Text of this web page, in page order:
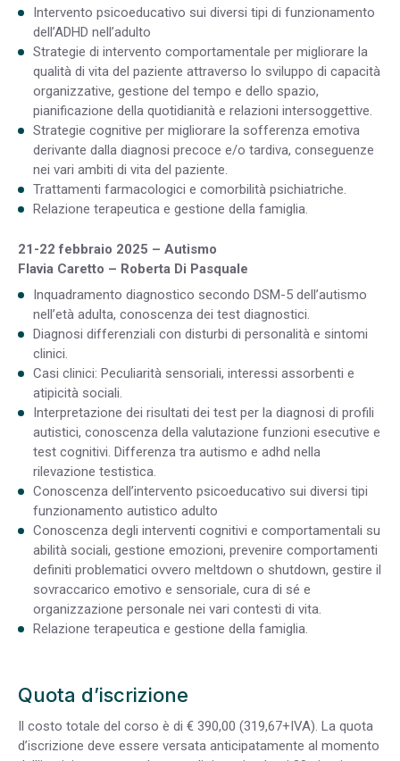
Intervento psicoeducativo sui diversi tipi di funzionamento
dell’ADHD nell’adulto
Strategie di intervento comportamentale per migliorare la
qualità di vita del paziente attraverso lo sviluppo di capacità
organizzative, gestione del tempo e dello spazio,
pianificazione della quotidianità e relazioni intersoggettive.
Strategie cognitive per migliorare la sofferenza emotiva
derivante dalla diagnosi precoce e/o tardiva, conseguenze
nei vari ambiti di vita del paziente.
Trattamenti farmacologici e comorbilità psichiatriche.
Relazione terapeutica e gestione della famiglia.
21-22 febbraio 2025 – Autismo
Flavia Caretto – Roberta Di Pasquale
Inquadramento diagnostico secondo DSM-5 dell’autismo
nell’età adulta, conoscenza dei test diagnostici.
Diagnosi differenziali con disturbi di personalità e sintomi
clinici.
Casi clinici: Peculiarità sensoriali, interessi assorbenti e
atipicità sociali.
Interpretazione dei risultati dei test per la diagnosi di profili
autistici, conoscenza della valutazione funzioni esecutive e
test cognitivi. Differenza tra autismo e adhd nella
rilevazione testistica.
Conoscenza dell’intervento psicoeducativo sui diversi tipi
funzionamento autistico adulto
Conoscenza degli interventi cognitivi e comportamentali su
abilità sociali, gestione emozioni, prevenire comportamenti
definiti problematici ovvero meltdown o shutdown, gestire il
sovraccarico emotivo e sensoriale, cura di sé e
organizzazione personale nei vari contesti di vita.
Relazione terapeutica e gestione della famiglia.
Quota d’iscrizione
Il costo totale del corso è di € 390,00 (319,67+IVA). La quota
d’iscrizione deve essere versata anticipatamente al momento